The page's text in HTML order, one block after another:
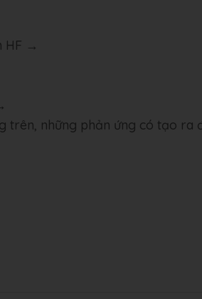
HF →
trên, những phản ứng có tạo ra